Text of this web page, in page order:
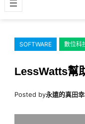
容
SOFTWARE 數位科
LessWatts幫
Posted by永遠的真田